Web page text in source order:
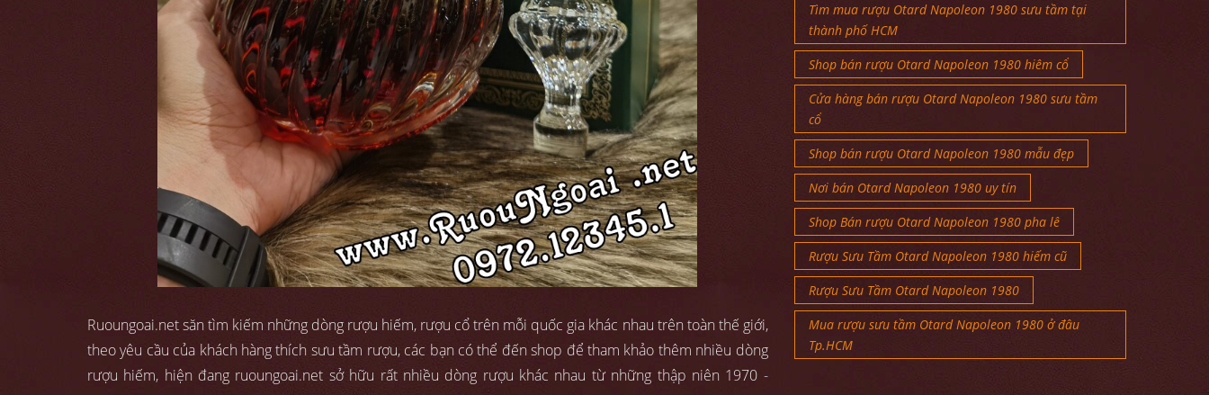
Ruoungoai.net săn tìm kiếm những dòng rượu hiếm, rượu cổ trên mỗi quốc gia khác nhau trên toàn thế giới,
theo yêu cầu của khách hàng thích sưu tầm rượu, các bạn có thể đến shop để tham khảo thêm nhiều dòng
rượu hiếm, hiện đang ruoungoai.net sở hữu rất nhiều dòng rượu khác nhau từ những thập niên 1970 -
Tìm mua rượu Otard Napoleon 1980 sưu tầm tại
thành phố HCM
Shop bán rượu Otard Napoleon 1980 hiêm cổ
Cửa hàng bán rượu Otard Napoleon 1980 sưu tầm
cổ
Shop bán rượu Otard Napoleon 1980 mẫu đẹp
Nơi bán Otard Napoleon 1980 uy tín
Shop Bán rượu Otard Napoleon 1980 pha lê
Rượu Sưu Tầm Otard Napoleon 1980 hiếm cũ
Rượu Sưu Tầm Otard Napoleon 1980
Mua rượu sưu tầm Otard Napoleon 1980 ở đâu
Tp.HCM